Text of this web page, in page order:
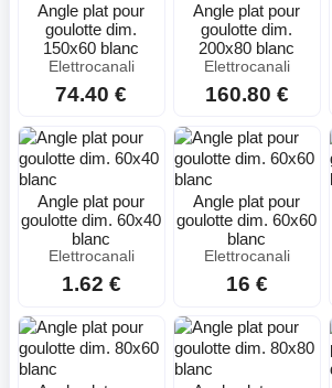
Angle plat pour
goulotte dim.
150x60 blanc
Elettrocanali
74.40 €
Angle plat pour
goulotte dim.
200x80 blanc
Elettrocanali
160.80 €
Angle plat pour
goulotte dim. 60x40
blanc
Elettrocanali
1.62 €
Angle plat pour
goulotte dim. 60x60
blanc
Elettrocanali
16 €